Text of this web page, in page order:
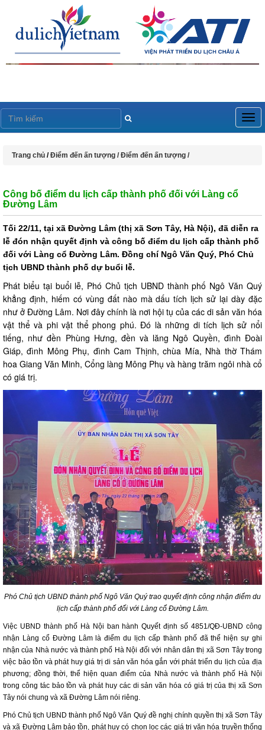
Trang chủ /Điểm đến ấn tượng /Điểm đến ấn tượng /
Công bố điểm du lịch cấp thành phố đối với Làng cổ
Đường Lâm
Tối 22/11, tại xã Đường Lâm (thị xã Sơn Tây, Hà Nội), đã diễn ra
lễ đón nhận quyết định và công bố điểm du lịch cấp thành phố
đối với Làng cổ Đường Lâm. Đồng chí Ngô Văn Quý, Phó Chủ
tịch UBND thành phố dự buổi lễ.
Phát biểu tại buổi lễ, Phó Chủ tịch UBND thành phố Ngô Văn Quý
khẳng định, hiếm có vùng đất nào mà dấu tích lịch sử lại dày đặc
như ở Đường Lâm. Nơi đây chính là nơi hội tụ của các di sản văn hóa
vật thể và phi vật thể phong phú. Đó là những di tích lịch sử nổi
tiếng, như đền Phùng Hưng, đền và lăng Ngô Quyền, đình Đoài
Giáp, đình Mông Phụ, đình Cam Thịnh, chùa Mía, Nhà thờ Thám
hoa Giang Văn Minh, Cổng làng Mông Phụ và hàng trăm ngôi nhà cổ
có giá trị.
Phó Chủ tịch UBND thành phố Ngô Văn Quý trao quyết định công nhận điểm du
lịch cấp thành phố đối với Làng cổ Đường Lâm.
Việc UBND thành phố Hà Nội ban hành Quyết định số 4851/QĐ-UBND công
nhận Làng cổ Đường Lâm là điểm du lịch cấp thành phố đã thể hiện sự ghi
nhận của Nhà nước và thành phố Hà Nội đối với nhân dân thị xã Sơn Tây trong
việc bảo tồn và phát huy giá trị di sản văn hóa gắn với phát triển du lịch của địa
phương; đồng thời, thể hiện quan điểm của Nhà nước và thành phố Hà Nội
trong công tác bảo tồn và phát huy các di sản văn hóa có giá trị của thị xã Sơn
Tây nói chung và xã Đường Lâm nói riêng.
Phó Chủ tịch UBND thành phố Ngô Văn Quý đề nghị chính quyền thị xã Sơn Tây
và xã Đường Lâm bảo tồn, phát huy có chọn lọc các giá trị văn hóa truyền thống